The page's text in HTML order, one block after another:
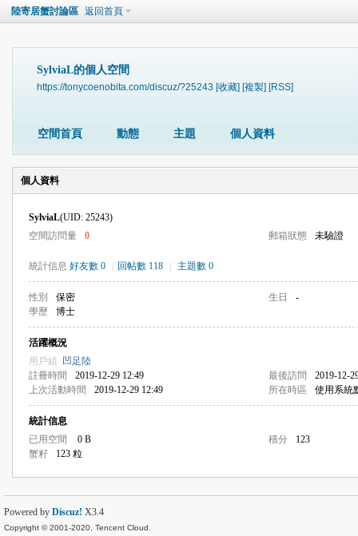
陸寄居蟹討論區 返回首頁
SylviaL的個人空間
https://tonycoenobita.com/discuz/?25243 [收藏] [複製] [RSS]
空間首頁 動態 主題 個人資料
個人資料
SylviaL(UID: 25243)
空間訪問量
0 郵箱狀態 未驗證
統計信息 好友數 0 回帖數 118 主題數 0
性別 保密 生日
-
學歷
博士
活躍概況
用戶組
凹足陸
註冊時間
2019-12-29 12:49 最後訪問
2019-12-
上次活動時間
2019-12-29 12:49 所在時區 使用系統
統計信息
已用空間
0 B 積分
123
蟹籽
123 粒
Powered by Discuz! X3.4
Copyright © 2001-2020, Tencent Cloud.